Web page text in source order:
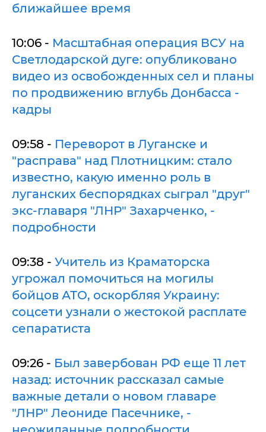
ближайшее время
10:06 - Масштабная операция ВСУ на
Светлодарской дуге: опубликовано
видео из освобожденных сел и планы
по продвижению вглубь Донбасса -
кадры
09:58 - Переворот в Луганске и
"расправа" над Плотницким: стало
известно, какую именно роль в
луганских беспорядках сыграл "друг"
экс-главаря "ЛНР" Захарченко, -
подробности
09:38 - Учитель из Краматорска
угрожал помочиться на могилы
бойцов АТО, оскорбляя Украину:
соцсети узнали о жестокой расплате
сепаратиста
09:26 - Был завербован РФ еще 11 лет
назад: источник рассказал самые
важные детали о новом главаре
"ЛНР" Леониде Пасечнике, -